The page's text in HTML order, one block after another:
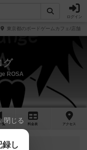
ログイン
東京都のボードゲームカフェ/店舗
グ
ROSA
覧 料金 表 アクセス
閉じる
し